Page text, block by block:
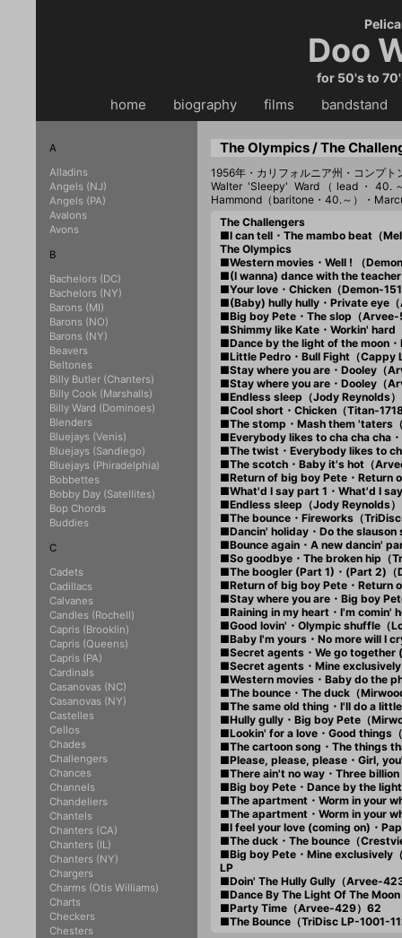
Doo
for 50's to
home biography・・ films bandstand
The Olympics / The
1956年・カリフォルニア州・コンプト
Walter 'Sleepy' Ward（lead・
Hammond（baritone・40.～）・
The Challengers
■I can tell・The mambo beat（
The Olympics
■Western movies・Well ! （
■(I wanna) dance with the
■Your love・Chicken（Demon-
■(Baby) hully hully・Private eye
■Big boy Pete・The slop（
■Shimmy like Kate・Workin'
■Dance by the light of the moon
■Little Pedro・Bull Fight（Cappy
■Stay where you are・Dooley（
■Stay where you are・Dooley（
■Endless sleep（Jody Reynolds
■Cool short・Chicken（Titan-
■The stomp・Mash them 'taters
■Everybody likes to cha cha cha
■The twist・Everybody likes to
■The scotch・Baby it's hot（
■Return of big boy Pete・Return
■What'd I say part 1・What'd I
■Endless sleep（Jody Reynolds
■The bounce・Fireworks（
■Dancin' holiday・Do the
■Bounce again・A new dancin'
■So goodbye・The broken hip（
■The boogler (Part 1)・(Part 2)（
■Return of big boy Pete・Return
■Stay where you are・Big boy
■Raining in my heart・I'm comin'
■Good lovin'・Olympic shuffle（
■Baby I'm yours・No more will I
■Secret agents・We go
■Secret agents・Mine
■Western movies・Baby do the
■The bounce・The duck（
■The same old thing・I'll do a
■Hully gully・Big boy Pete（
■Lookin' for a love・Good things
■The cartoon song・The things
■Please, please, please・Girl,
■There ain't no way・Three
■Big boy Pete・Dance by the
■The apartment・Worm in your
■The apartment・Worm in your
■I feel your love (coming on)・
■The duck・The bounce（
■Big boy Pete・Mine exclusively
LP
■Doin' The Hully Gully（Arvee-
■Dance By The Light Of The
■Party Time（Arvee-429）62
■The Bounce（TriDisc LP-1001-
A
Alladins
Angels (NJ)
Angels (PA)
Avalons
Avons
B
Bachelors (DC)
Bachelors (NY)
Barons (MI)
Barons (NO)
Barons (NY)
Beavers
Beltones
Billy Butler (Chanters)
Billy Cook (Marshalls)
Billy Ward (Dominoes)
Blenders
Bluejays (Venis)
Bluejays (Sandiego)
Bluejays (Phiradelphia)
Bobbettes
Bobby Day (Satellites)
Bop Chords
Buddies
C
Cadets
Cadillacs
Calvanes
Candles (Rochell)
Capris (Brooklin)
Capris (Queens)
Capris (PA)
Cardinals
Casanovas (NC)
Casanovas (NY)
Castelles
Cellos
Chades
Challengers
Chances
Channels
Chandeliers
Chantels
Chanters (CA)
Chanters (IL)
Chanters (NY)
Chargers
Charms (Otis Williams)
Charts
Checkers
Chesters